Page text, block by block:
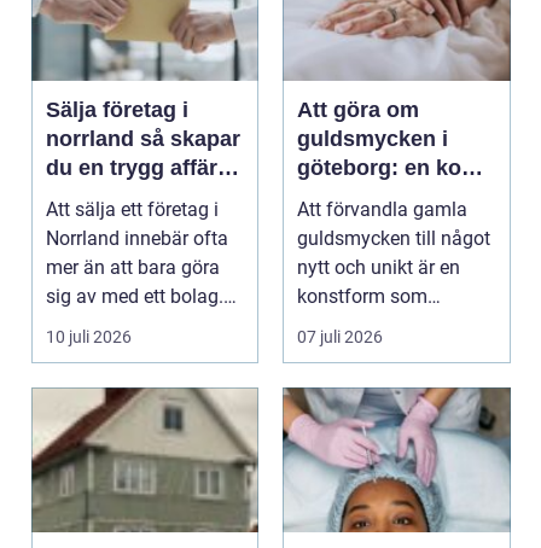
Sälja företag i
norrland så skapar
du en trygg affär
från start till mål
Att sälja ett företag i
Norrland innebär ofta
mer än att bara göra
sig av med ett bolag.
För många ä...
10 juli 2026
Att göra om
guldsmycken i
göteborg: en konst
att förnya det
gamla
Att förvandla gamla
guldsmycken till något
nytt och unikt är en
konstform som
kombinerar
traditionel...
07 juli 2026